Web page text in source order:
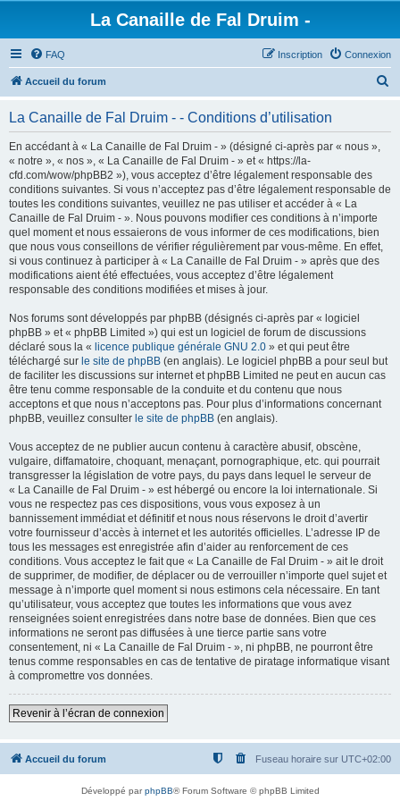
La Canaille de Fal Druim -
FAQ Connexion
Inscription
Accueil du forum
La Canaille de Fal Druim - - Conditions d’utilisation
En accédant à « La Canaille de Fal Druim - » (désigné ci-après par « nous »,
« notre », « nos », « La Canaille de Fal Druim - » et « https://la-
cfd.com/wow/phpBB2 »), vous acceptez d’être légalement responsable des
conditions suivantes. Si vous n’acceptez pas d’être légalement responsable de
toutes les conditions suivantes, veuillez ne pas utiliser et accéder à « La
Canaille de Fal Druim - ». Nous pouvons modifier ces conditions à n’importe
quel moment et nous essaierons de vous informer de ces modifications, bien
que nous vous conseillons de vérifier régulièrement par vous-même. En effet,
si vous continuez à participer à « La Canaille de Fal Druim - » après que des
modifications aient été effectuées, vous acceptez d’être légalement
responsable des conditions modifiées et mises à jour.
Nos forums sont développés par phpBB (désignés ci-après par « logiciel
phpBB » et « phpBB Limited ») qui est un logiciel de forum de discussions
déclaré sous la « licence publique générale GNU 2.0 » et qui peut être
téléchargé sur le site de phpBB (en anglais). Le logiciel phpBB a pour seul but
de faciliter les discussions sur internet et phpBB Limited ne peut en aucun cas
être tenu comme responsable de la conduite et du contenu que nous
acceptons et que nous n’acceptons pas. Pour plus d’informations concernant
phpBB, veuillez consulter le site de phpBB (en anglais).
Vous acceptez de ne publier aucun contenu à caractère abusif, obscène,
vulgaire, diffamatoire, choquant, menaçant, pornographique, etc. qui pourrait
transgresser la législation de votre pays, du pays dans lequel le serveur de
« La Canaille de Fal Druim - » est hébergé ou encore la loi internationale. Si
vous ne respectez pas ces dispositions, vous vous exposez à un
bannissement immédiat et définitif et nous nous réservons le droit d’avertir
votre fournisseur d’accès à internet et les autorités officielles. L’adresse IP de
tous les messages est enregistrée afin d’aider au renforcement de ces
conditions. Vous acceptez le fait que « La Canaille de Fal Druim - » ait le droit
de supprimer, de modifier, de déplacer ou de verrouiller n’importe quel sujet et
message à n’importe quel moment si nous estimons cela nécessaire. En tant
qu’utilisateur, vous acceptez que toutes les informations que vous avez
renseignées soient enregistrées dans notre base de données. Bien que ces
informations ne seront pas diffusées à une tierce partie sans votre
consentement, ni « La Canaille de Fal Druim - », ni phpBB, ne pourront être
tenus comme responsables en cas de tentative de piratage informatique visant
à compromettre vos données.
Revenir à l’écran de connexion
Accueil du forum Fuseau horaire sur UTC+02:00
Développé parphpBB® Forum Software © phpBB Limited